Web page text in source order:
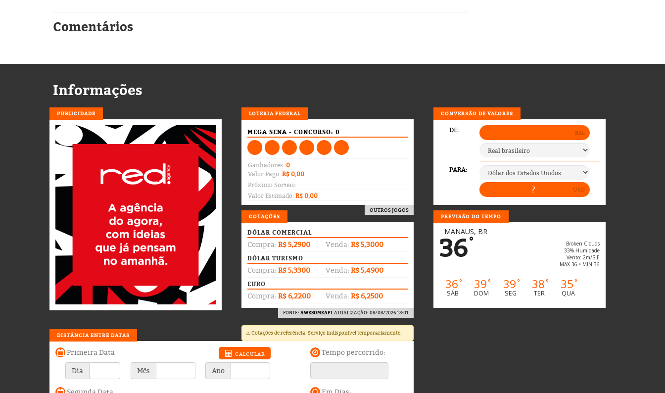
Comentários
Informações
PUBLICIDADE LOTERIA
MEGA SENA - CONCURSO: 0
LOTERIA FEDERAL
Ganhadores:0
Valor Pago:R$ 0,00
Próximo Sorteio:
Valor Estimado:R$ 0,00
OUTROS JOGOS
COTAÇÕES
DÓLAR COMERCIAL
Compra: R$ 5,2900 Venda: R$ 5,3000
DÓLAR TURISMO
Compra: R$ 5,3300 Venda: R$ 5,4900
EURO
Compra: R$ 6,2200 Venda: R$ 6,2500
FONTE: AWESOMEAPI. ATUALIZAÇÃO: 08/08/2026 18:01
⚠️ Cotações de referência. Serviço indisponível temporariamente.
CONVERSÃO DE VALORES
PREVISÃO DO TEMPO
MANAUS, BR
36°
Broken Clouds
33% Humidade
Vento: 2m/s E
MAX 36 • MIN 36
36°
SÁB
39°
DOM
39°
SEG
38°
TER
35°
QUA
DISTÂNCIA ENTRE DATAS